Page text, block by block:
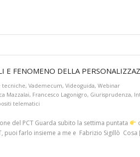
FENOMENO DELLA
tecniche, Vademecum, Videoguida, Webinar
Mazzalai, Francesco Lagonigro, Giurisprudenza,
telematici
del PCT Guarda subito la settima puntata
puoi farlo insieme a me e Fabrizio Sigillò Cosa